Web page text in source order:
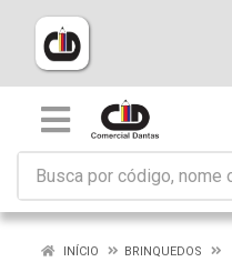
INÍCIO
BRINQUEDOS